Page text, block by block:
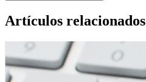
Artículos relacionados